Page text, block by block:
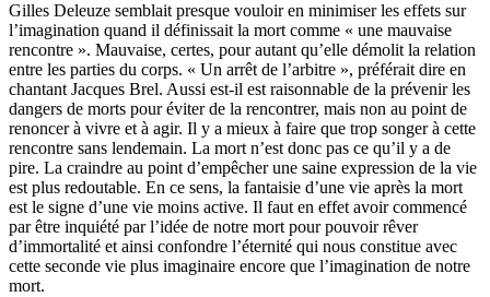
Gilles Deleuze semblait presque vouloir en minimiser les effets sur
l’imagination quand il définissait la mort comme « une mauvaise
rencontre ». Mauvaise, certes, pour autant qu’elle démolit la relation
entre les parties du corps. « Un arrêt de l’arbitre », préférait dire en
chantant Jacques Brel. Aussi est-il est raisonnable de la prévenir les
dangers de morts pour éviter de la rencontrer, mais non au point de
renoncer à vivre et à agir. Il y a mieux à faire que trop songer à cette
rencontre sans lendemain. La mort n’est donc pas ce qu’il y a de
pire. La craindre au point d’empêcher une saine expression de la vie
est plus redoutable. En ce sens, la fantaisie d’une vie après la mort
est le signe d’une vie moins active. Il faut en effet avoir commencé
par être inquiété par l’idée de notre mort pour pouvoir rêver
d’immortalité et ainsi confondre l’éternité qui nous constitue avec
cette seconde vie plus imaginaire encore que l’imagination de notre
mort.